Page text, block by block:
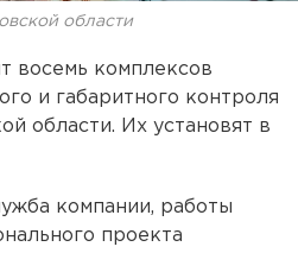
области
восемь комплексов
и габаритного контроля
области. Их установят в
компании, работы
проекта